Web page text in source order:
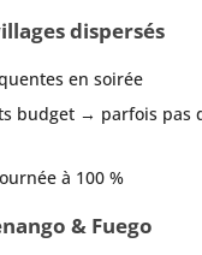
dispersés
en soirée
budget → parfois pas
à 100 %
& Fuego